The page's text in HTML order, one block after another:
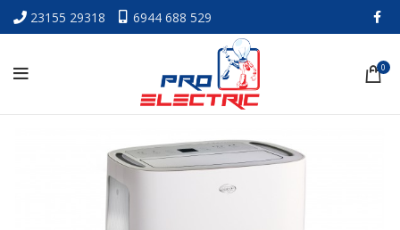
23155 29318 6944 688 529
0